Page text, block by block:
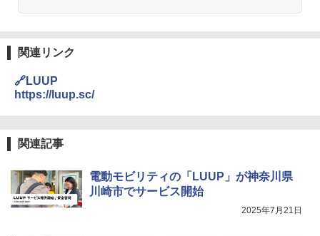
関連リンク
🔗LUUP
https://luup.sc/
関連記事
電動モビリティの「LUUP」が神奈川県
川崎市でサービス開始
2025年7月21日